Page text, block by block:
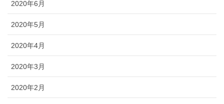
2020年6月
2020年5月
2020年4月
2020年3月
2020年2月